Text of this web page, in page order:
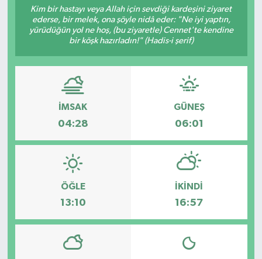
Kim bir hastayı veya Allah için sevdiği kardeşini ziyaret
ederse, bir melek, ona şöyle nidâ eder: "Ne iyi yaptın,
yürüdüğün yol ne hoş, (bu ziyaretle) Cennet'te kendine
bir köşk hazırladın!" (Hadis-i şerif)
İMSAK
04:28
GÜNEŞ
06:01
ÖĞLE
13:10
İKINDI
16:57
Resmi İlanlar